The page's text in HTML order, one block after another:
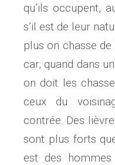
qu’ils occupent,
s’il est de leur
plus on chasse
car, quand dans
on doit les
ceux du
contrée. Des
sont plus forts
est des